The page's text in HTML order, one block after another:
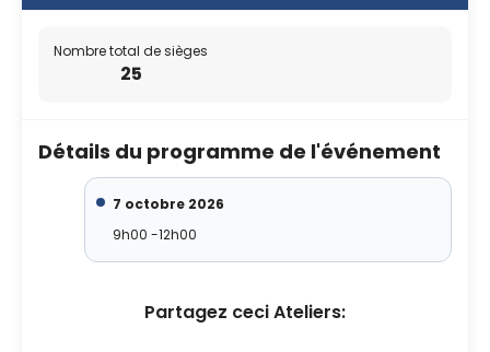
Nombre total de sièges
25
Détails du programme de l'événement
7 octobre 2026
9h00 -12h00
Partagez ceci Ateliers: